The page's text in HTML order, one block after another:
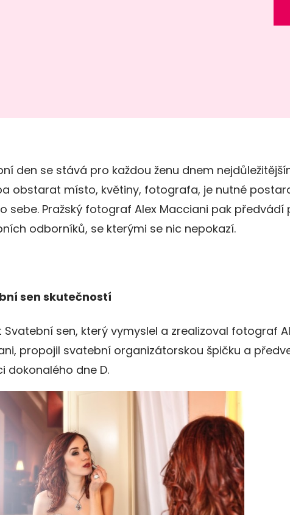
den se stává pro každou ženu dnem
obstarat místo, květiny, fotografa, je nutné
sebe. Pražský fotograf Alex Macciani pak předvádí
odborníků, se kterými se nic nepokazí.
sen skutečností
Svatební sen, který vymyslel a zrealizoval fotograf
propojil svatební organizátorskou špičku a
dokonalého dne D.